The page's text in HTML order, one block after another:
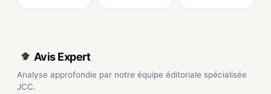
Avis Expert
Analyse approfondie par notre équipe éditoriale spécialisée
JCC.